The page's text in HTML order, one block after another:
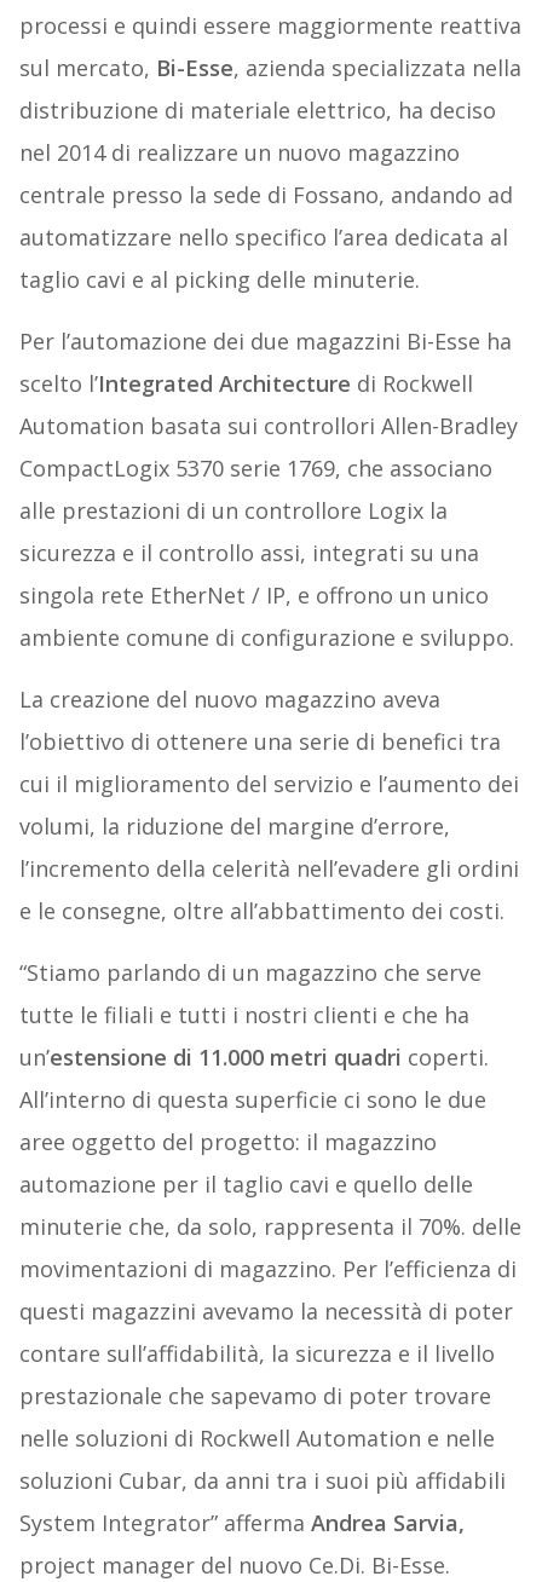
processi e quindi essere maggiormente reattiva
sul mercato, Bi-Esse, azienda specializzata nella
distribuzione di materiale elettrico, ha deciso
nel 2014 di realizzare un nuovo magazzino
centrale presso la sede di Fossano, andando ad
automatizzare nello specifico l’area dedicata al
taglio cavi e al picking delle minuterie.
Per l’automazione dei due magazzini Bi-Esse ha
scelto l’Integrated Architecture di Rockwell
Automation basata sui controllori Allen-Bradley
CompactLogix 5370 serie 1769, che associano
alle prestazioni di un controllore Logix la
sicurezza e il controllo assi, integrati su una
singola rete EtherNet / IP, e offrono un unico
ambiente comune di configurazione e sviluppo.
La creazione del nuovo magazzino aveva
l’obiettivo di ottenere una serie di benefici tra
cui il miglioramento del servizio e l’aumento dei
volumi, la riduzione del margine d’errore,
l’incremento della celerità nell’evadere gli ordini
e le consegne, oltre all’abbattimento dei costi.
“Stiamo parlando di un magazzino che serve
tutte le filiali e tutti i nostri clienti e che ha
un’estensione di 11.000 metri quadri coperti.
All’interno di questa superficie ci sono le due
aree oggetto del progetto: il magazzino
automazione per il taglio cavi e quello delle
minuterie che, da solo, rappresenta il 70%. delle
movimentazioni di magazzino. Per l’efficienza di
questi magazzini avevamo la necessità di poter
contare sull’affidabilità, la sicurezza e il livello
prestazionale che sapevamo di poter trovare
nelle soluzioni di Rockwell Automation e nelle
soluzioni Cubar, da anni tra i suoi più affidabili
System Integrator” afferma Andrea Sarvia,
project manager del nuovo Ce.Di. Bi-Esse.